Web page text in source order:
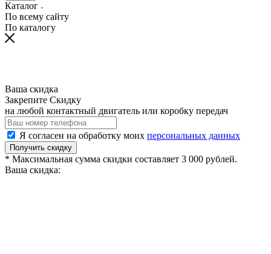
Каталог
По всему сайту
По каталогу
Ваша скидка
Закрепите Скидку
на любой контактный двигатель или коробку передач
Я согласен на обработку моих персональных данных
Получить скидку
* Максимальная сумма скидки составляет 3 000 рублей.
Ваша скидка: